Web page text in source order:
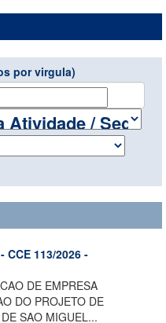
por virgula)
- CCE 113/2026 -
DE EMPRESA
DO PROJETO DE
SAO MIGUEL...